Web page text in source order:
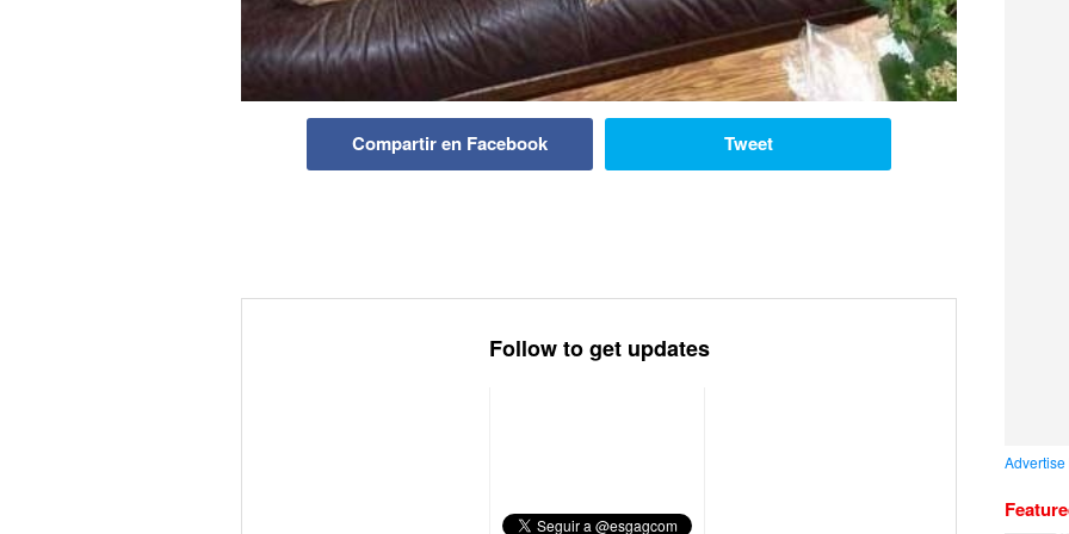
Compartir en Facebook Tweet
Follow to get updates